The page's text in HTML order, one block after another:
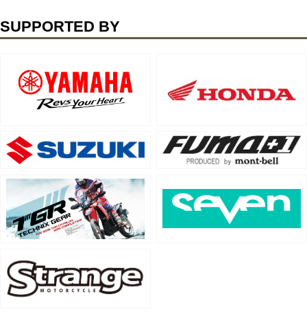
SUPPORTED BY